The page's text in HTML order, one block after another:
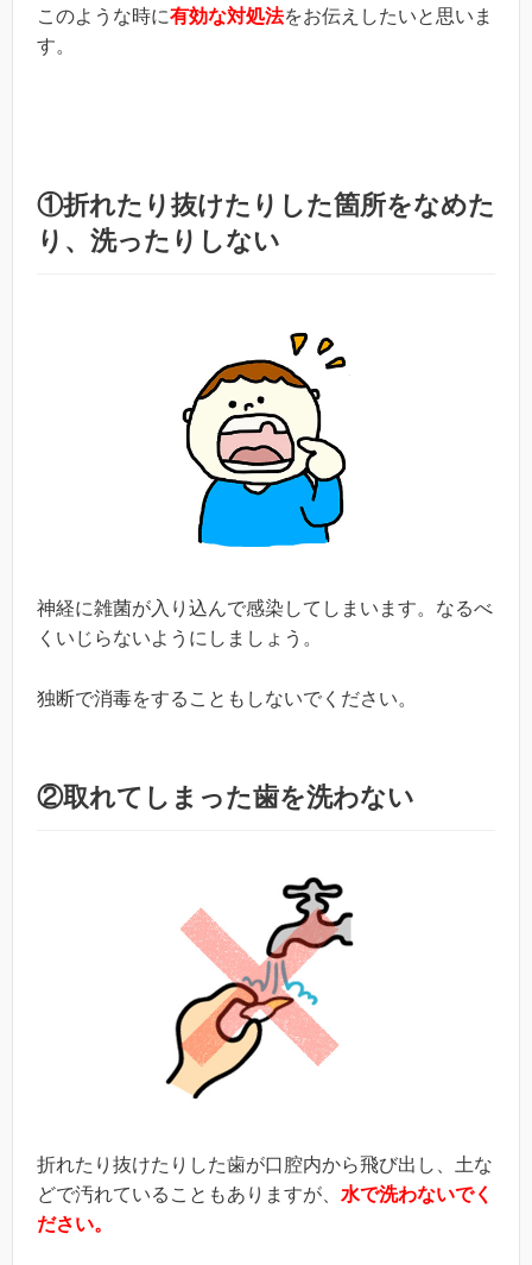
このような時に有効な対処法をお伝えしたいと思いま
す。
①折れたり抜けたりした箇所をなめた
り、洗ったりしない
神経に雑菌が入り込んで感染してしまいます。なるべ
くいじらないようにしましょう。
独断で消毒をすることもしないでください。
②取れてしまった歯を洗わない
折れたり抜けたりした歯が口腔内から飛び出し、土な
どで汚れていることもありますが、 水で洗わないでく
ださい。